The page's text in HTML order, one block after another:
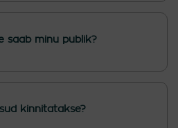
saab minu publik?
kinnitatakse?